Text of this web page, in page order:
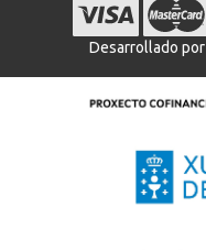
Desarrollado por